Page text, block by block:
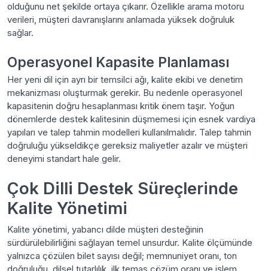
olduğunu net şekilde ortaya çıkarır. Özellikle arama motoru
verileri, müşteri davranışlarını anlamada yüksek doğruluk
sağlar.
Operasyonel Kapasite Planlaması
Her yeni dil için ayrı bir temsilci ağı, kalite ekibi ve denetim
mekanizması oluşturmak gerekir. Bu nedenle operasyonel
kapasitenin doğru hesaplanması kritik önem taşır. Yoğun
dönemlerde destek kalitesinin düşmemesi için esnek vardiya
yapıları ve talep tahmin modelleri kullanılmalıdır. Talep tahmin
doğruluğu yükseldikçe gereksiz maliyetler azalır ve müşteri
deneyimi standart hale gelir.
Çok Dilli Destek Süreçlerinde
Kalite Yönetimi
Kalite yönetimi, yabancı dilde müşteri desteğinin
sürdürülebilirliğini sağlayan temel unsurdur. Kalite ölçümünde
yalnızca çözülen bilet sayısı değil; memnuniyet oranı, ton